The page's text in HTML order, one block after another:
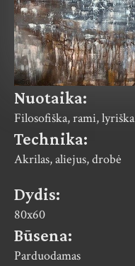
Nuotaika:
Filosofiška, rami, lyriška
Technika:
Akrilas, aliejus, drobė
Dydis:
80x60
Būsena:
Parduodamas